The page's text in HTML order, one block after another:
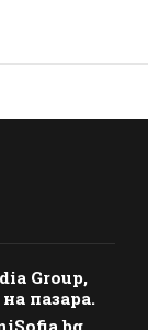
Group,
пазара.